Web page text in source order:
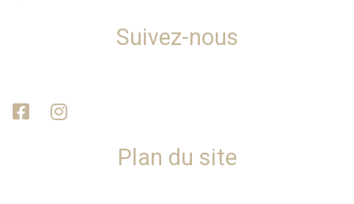
Suivez-nous
Plan du site